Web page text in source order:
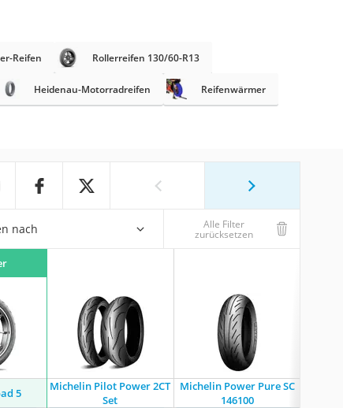
Reifen Rollerreifen 130/60-R13
Heidenau-Motorradreifen Reifenwärmer
nach Alle Filter
zurücksetzen
5
Michelin Pilot Power 2CT
Set
Michelin Power Pure SC
146100